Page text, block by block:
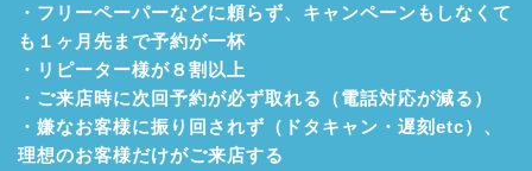
・フリーペーパーなどに頼らず、キャンペーンもしなくて
も１ヶ月先まで予約が一杯
・リピーター様が８割以上
・ご来店時に次回予約が必ず取れる（電話対応が減る）
・嫌なお客様に振り回されず（ドタキャン・遅刻etc）、
理想のお客様だけがご来店する